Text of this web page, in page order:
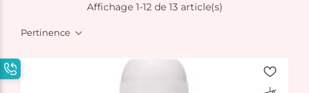
Pertinence
Affichage 1-12 de 13 article(s)